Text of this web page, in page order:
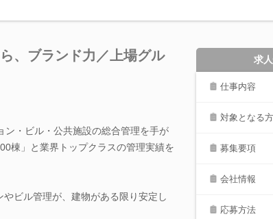
、ブランド力／上場グル
・ビル・公共施設の総合管理を手が
棟」と業界トップクラスの管理実績を
ビル管理が、建物がある限り安定し
求
仕事内容
対象となる方
募集要項
会社情報
応募方法